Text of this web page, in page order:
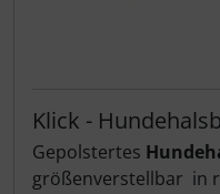
Klick -
Gepolstertes
größenverstellbar in